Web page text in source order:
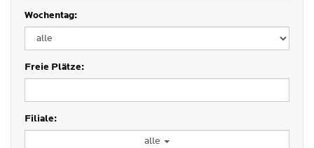
Wochentag:
Freie Plätze:
Filiale:
alle